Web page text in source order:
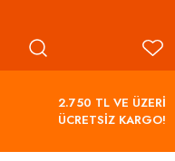
2.750 TL VE ÜZERİ
ÜCRETSİZ KARGO!